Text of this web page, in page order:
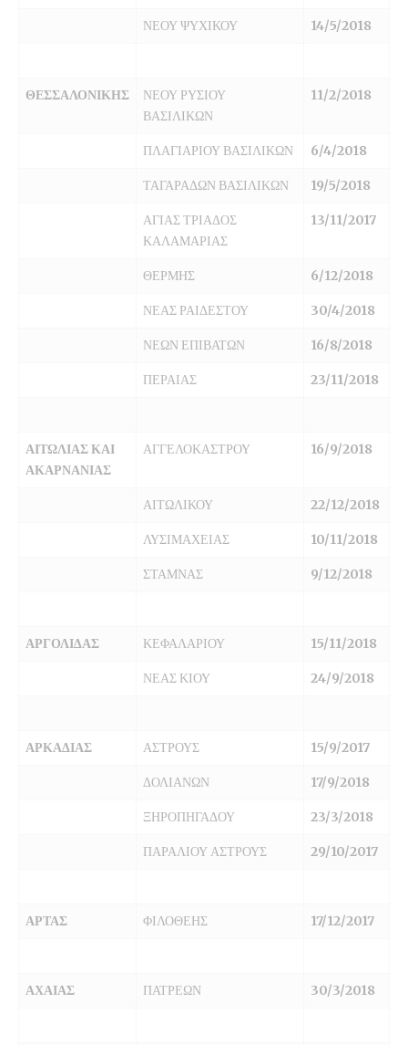
ΝΕΟΥ ΨΥΧΙΚΟΥ 14/5/2018
ΘΕΣΣΑΛΟΝΙΚΗΣ
ΝΕΟΥ ΡΥΣΙΟΥ
ΒΑΣΙΛΙΚΩΝ
11/2/2018
ΠΛΑΓΙΑΡΙΟΥ ΒΑΣΙΛΙΚΩΝ 6/4/2018
ΤΑΓΑΡΑΔΩΝ ΒΑΣΙΛΙΚΩΝ 19/5/2018
ΑΓΙΑΣ ΤΡΙΑΔΟΣ
ΚΑΛΑΜΑΡΙΑΣ
13/11/2017
ΘΕΡΜΗΣ 6/12/2018
ΝΕΑΣ ΡΑΙΔΕΣΤΟΥ 30/4/2018
ΝΕΩΝ ΕΠΙΒΑΤΩΝ 16/8/2018
ΠΕΡΑΙΑΣ 23/11/2018
ΑΙΤΩΛΙΑΣ ΚΑΙ
ΑΚΑΡΝΑΝΙΑΣ
ΑΓΓΕΛΟΚΑΣΤΡΟΥ 16/9/2018
ΑΙΤΩΛΙΚΟΥ 22/12/2018
ΛΥΣΙΜΑΧΕΙΑΣ 10/11/2018
ΣΤΑΜΝΑΣ 9/12/2018
ΑΡΓΟΛΙΔΑΣ ΚΕΦΑΛΑΡΙΟΥ 15/11/2018
ΝΕΑΣ ΚΙΟΥ 24/9/2018
ΑΡΚΑΔΙΑΣ ΑΣΤΡΟΥΣ 15/9/2017
ΔΟΛΙΑΝΩΝ 17/9/2018
ΞΗΡΟΠΗΓΑΔΟΥ 23/3/2018
ΠΑΡΑΛΙΟΥ ΑΣΤΡΟΥΣ 29/10/2017
ΑΡΤΑΣ ΦΙΛΟΘΕΗΣ 17/12/2017
ΑΧΑΙΑΣ ΠΑΤΡΕΩΝ 30/3/2018